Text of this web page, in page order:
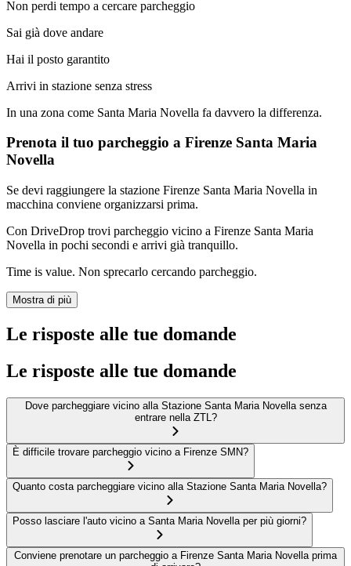
Non perdi tempo a cercare parcheggio
Sai già dove andare
Hai il posto garantito
Arrivi in stazione senza stress
In una zona come Santa Maria Novella fa davvero la differenza.
Prenota il tuo parcheggio a Firenze Santa Maria
Novella
Se devi raggiungere la stazione Firenze Santa Maria Novella in
macchina conviene organizzarsi prima.
Con DriveDrop trovi parcheggio vicino a Firenze Santa Maria
Novella in pochi secondi e arrivi già tranquillo.
Time is value. Non sprecarlo cercando parcheggio.
Mostra di più
Le risposte alle tue domande
Le risposte alle tue domande
Dove parcheggiare vicino alla Stazione Santa Maria Novella senza
entrare nella ZTL?
È difficile trovare parcheggio vicino a Firenze SMN?
Quanto costa parcheggiare vicino alla Stazione Santa Maria Novella?
Posso lasciare l'auto vicino a Santa Maria Novella per più giorni?
Conviene prenotare un parcheggio a Firenze Santa Maria Novella prima